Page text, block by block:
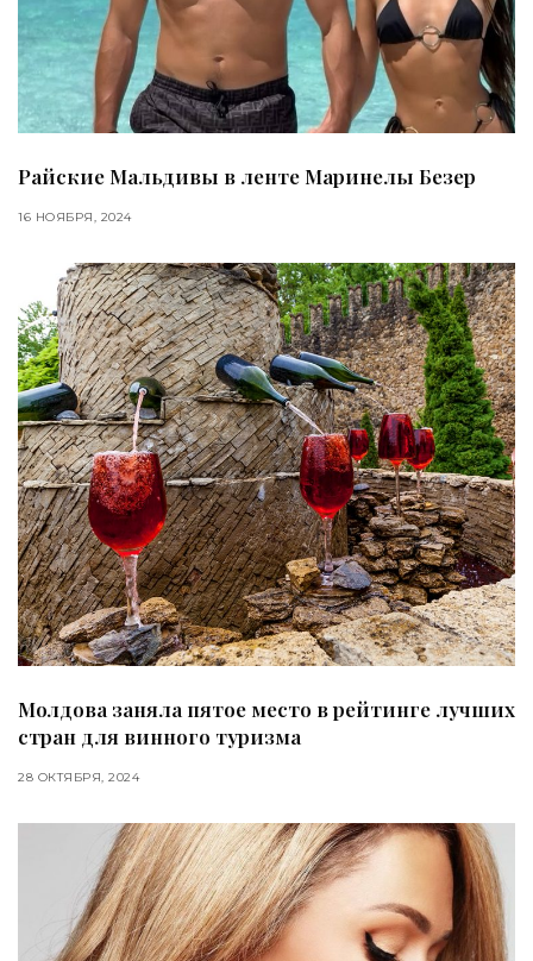
Райские Мальдивы в ленте Маринелы Безер
16 НОЯБРЯ, 2024
Молдова заняла пятое место в рейтинге лучших
стран для винного туризма
28 ОКТЯБРЯ, 2024